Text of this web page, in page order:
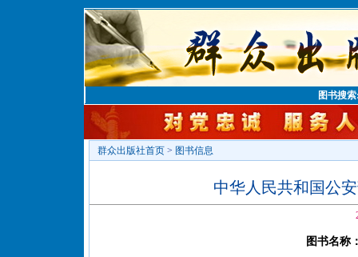
图书搜
群众出版社首页 > 图书信息
中华人民共和国公
图书名称